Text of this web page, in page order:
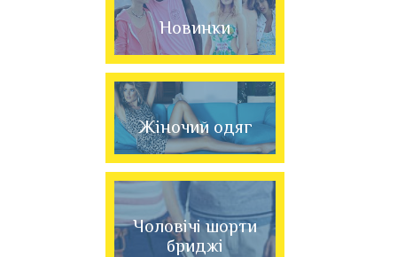
Новинки
Жіночий одяг
Чоловічі шорти
бриджі